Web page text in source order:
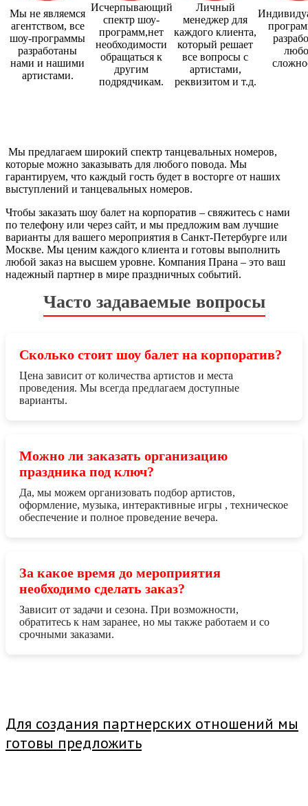
Мы не являемся
агентством, все
шоу-программы
разработаны
нами и нашими
артистами.
Исчерпывающий
спектр шоу-
программ,нет
необходимости
обращаться к
другим
подрядчикам.
Личный
менеджер для
каждого клиента,
который решает
все вопросы с
артистами,
реквизитом и т.д.
Мы предлагаем широкий спектр танцевальных номеров,
которые можно заказывать для любого повода. Мы
гарантируем, что каждый гость будет в восторге от наших
выступлений и танцевальных номеров.
Чтобы заказать шоу балет на корпоратив – свяжитесь с нами
по телефону или через сайт, и мы предложим вам лучшие
варианты для вашего мероприятия в Санкт-Петербурге или
Москве. Мы ценим каждого клиента и готовы выполнить
любой заказ на высшем уровне. Компания Прана – это ваш
надежный партнер в мире праздничных событий.
Часто задаваемые вопросы
Сколько стоит шоу балет на корпоратив?
Цена зависит от количества артистов и места
проведения. Мы всегда предлагаем доступные
варианты.
Можно ли заказать организацию
праздника под ключ?
Да, мы можем организовать подбор артистов,
оформление, музыка, интерактивные игры , техническое
обеспечение и полное проведение вечера.
За какое время до мероприятия
необходимо сделать заказ?
Зависит от задачи и сезона. При возможности,
обратитесь к нам заранее, но мы также работаем и со
срочными заказами.
Для создания партнерских отношений мы
готовы предложить